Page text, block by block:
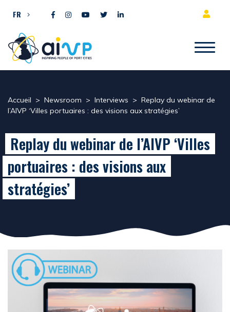
FR
Accueil > Newsroom > Interviews > Replay du webinar de
l’AIVP ‘Villes portuaires : des visions aux stratégies’
Replay du webinar de l’AIVP ‘Villes
portuaires : des visions aux
stratégies’